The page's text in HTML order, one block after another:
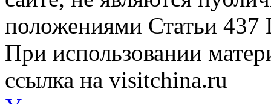
положениями Статьи 437
При использовании
ссылка на visitchina.ru